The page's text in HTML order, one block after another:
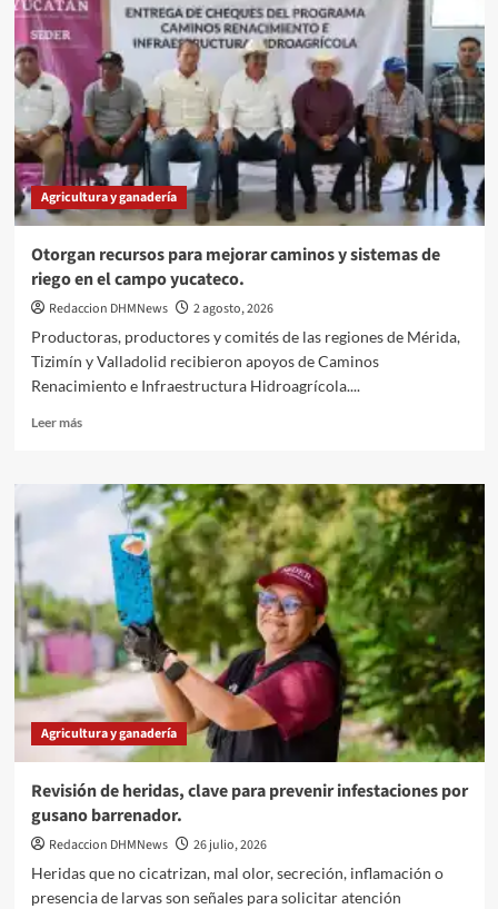
biotecnología
reunirán
Yucatán.
Agricultura y ganadería
Otorgan recursos para mejorar caminos y sistemas de
riego en el campo yucateco.
Redaccion DHMNews
2 agosto, 2026
Productoras, productores y comités de las regiones de Mérida,
Tizimín y Valladolid recibieron apoyos de Caminos
Renacimiento e Infraestructura Hidroagrícola....
Leer másLeer
Otorgan
recursos
mejorar
caminos
sistemas
de
riego
en
el
campo
yucateco.
Agricultura y ganadería
Revisión de heridas, clave para prevenir infestaciones por
gusano barrenador.
Redaccion DHMNews
26 julio, 2026
Heridas que no cicatrizan, mal olor, secreción, inflamación o
presencia de larvas son señales para solicitar atención